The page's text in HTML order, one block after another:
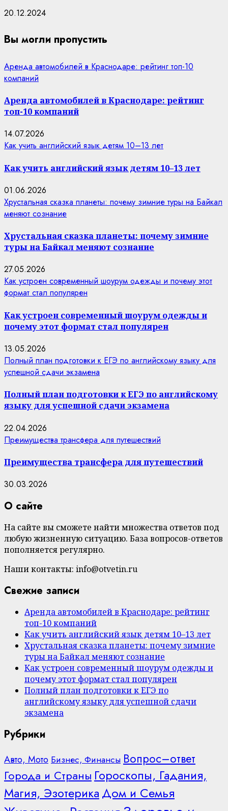
20.12.2024
Вы могли пропустить
Аренда автомобилей в Краснодаре: рейтинг топ-10
компаний
Аренда автомобилей в Краснодаре: рейтинг
топ-10 компаний
14.07.2026
Как учить английский язык детям 10–13 лет
Как учить английский язык детям 10–13 лет
01.06.2026
Хрустальная сказка планеты: почему зимние туры на Байкал
меняют сознание
Хрустальная сказка планеты: почему зимние
туры на Байкал меняют сознание
27.05.2026
Как устроен современный шоурум одежды и почему этот
формат стал популярен
Как устроен современный шоурум одежды и
почему этот формат стал популярен
13.05.2026
Полный план подготовки к ЕГЭ по английскому языку для
успешной сдачи экзамена
Полный план подготовки к ЕГЭ по английскому
языку для успешной сдачи экзамена
22.04.2026
Преимущества трансфера для путешествий
Преимущества трансфера для путешествий
30.03.2026
О сайте
На сайте вы сможете найти множества ответов под
любую жизненную ситуацию. База вопросов-ответов
пополняется регулярно.
Наши контакты: info@otvetin.ru
Свежие записи
Аренда автомобилей в Краснодаре: рейтинг
топ-10 компаний
Как учить английский язык детям 10–13 лет
Хрустальная сказка планеты: почему зимние
туры на Байкал меняют сознание
Как устроен современный шоурум одежды и
почему этот формат стал популярен
Полный план подготовки к ЕГЭ по
английскому языку для успешной сдачи
экзамена
Рубрики
Авто, Мото Бизнес, Финансы Вопрос–ответ
Города и Страны Гороскопы, Гадания,
Магия, Эзотерика Дом и Семья